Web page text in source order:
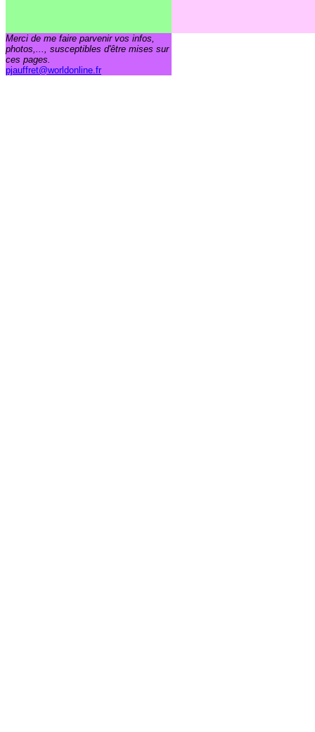
Merci de me faire parvenir vos infos,
photos,..., susceptibles d'être mises sur
ces pages.
pjauffret@worldonline.fr